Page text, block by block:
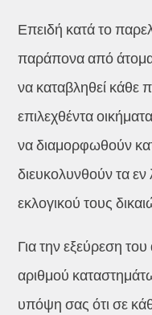
Επειδή κατά το
παράπονα από
να καταβληθεί κάθε
επιλεχθέντα
να διαμορφωθούν
διευκολυνθούν τα
εκλογικού τους
Για την εξεύρεση
αριθμού
υπόψη σας ότι σε